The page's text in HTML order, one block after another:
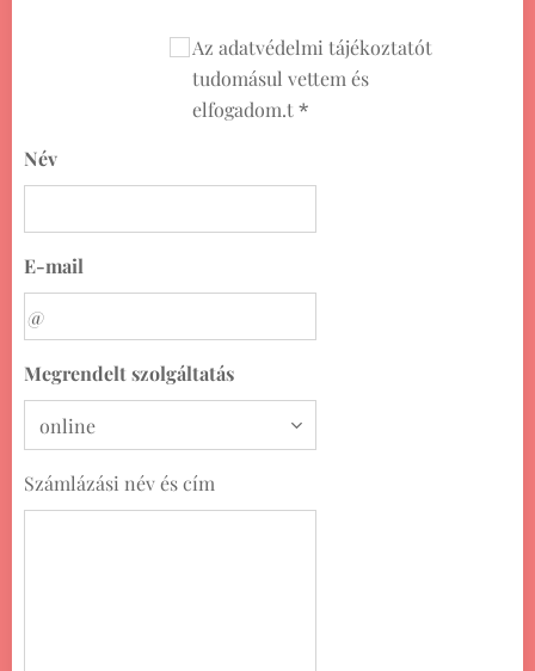
Az adatvédelmi tájékoztatót
tudomásul vettem és
elfogadom.t
Név
E-mail
Megrendelt szolgáltatás
Számlázási név és cím